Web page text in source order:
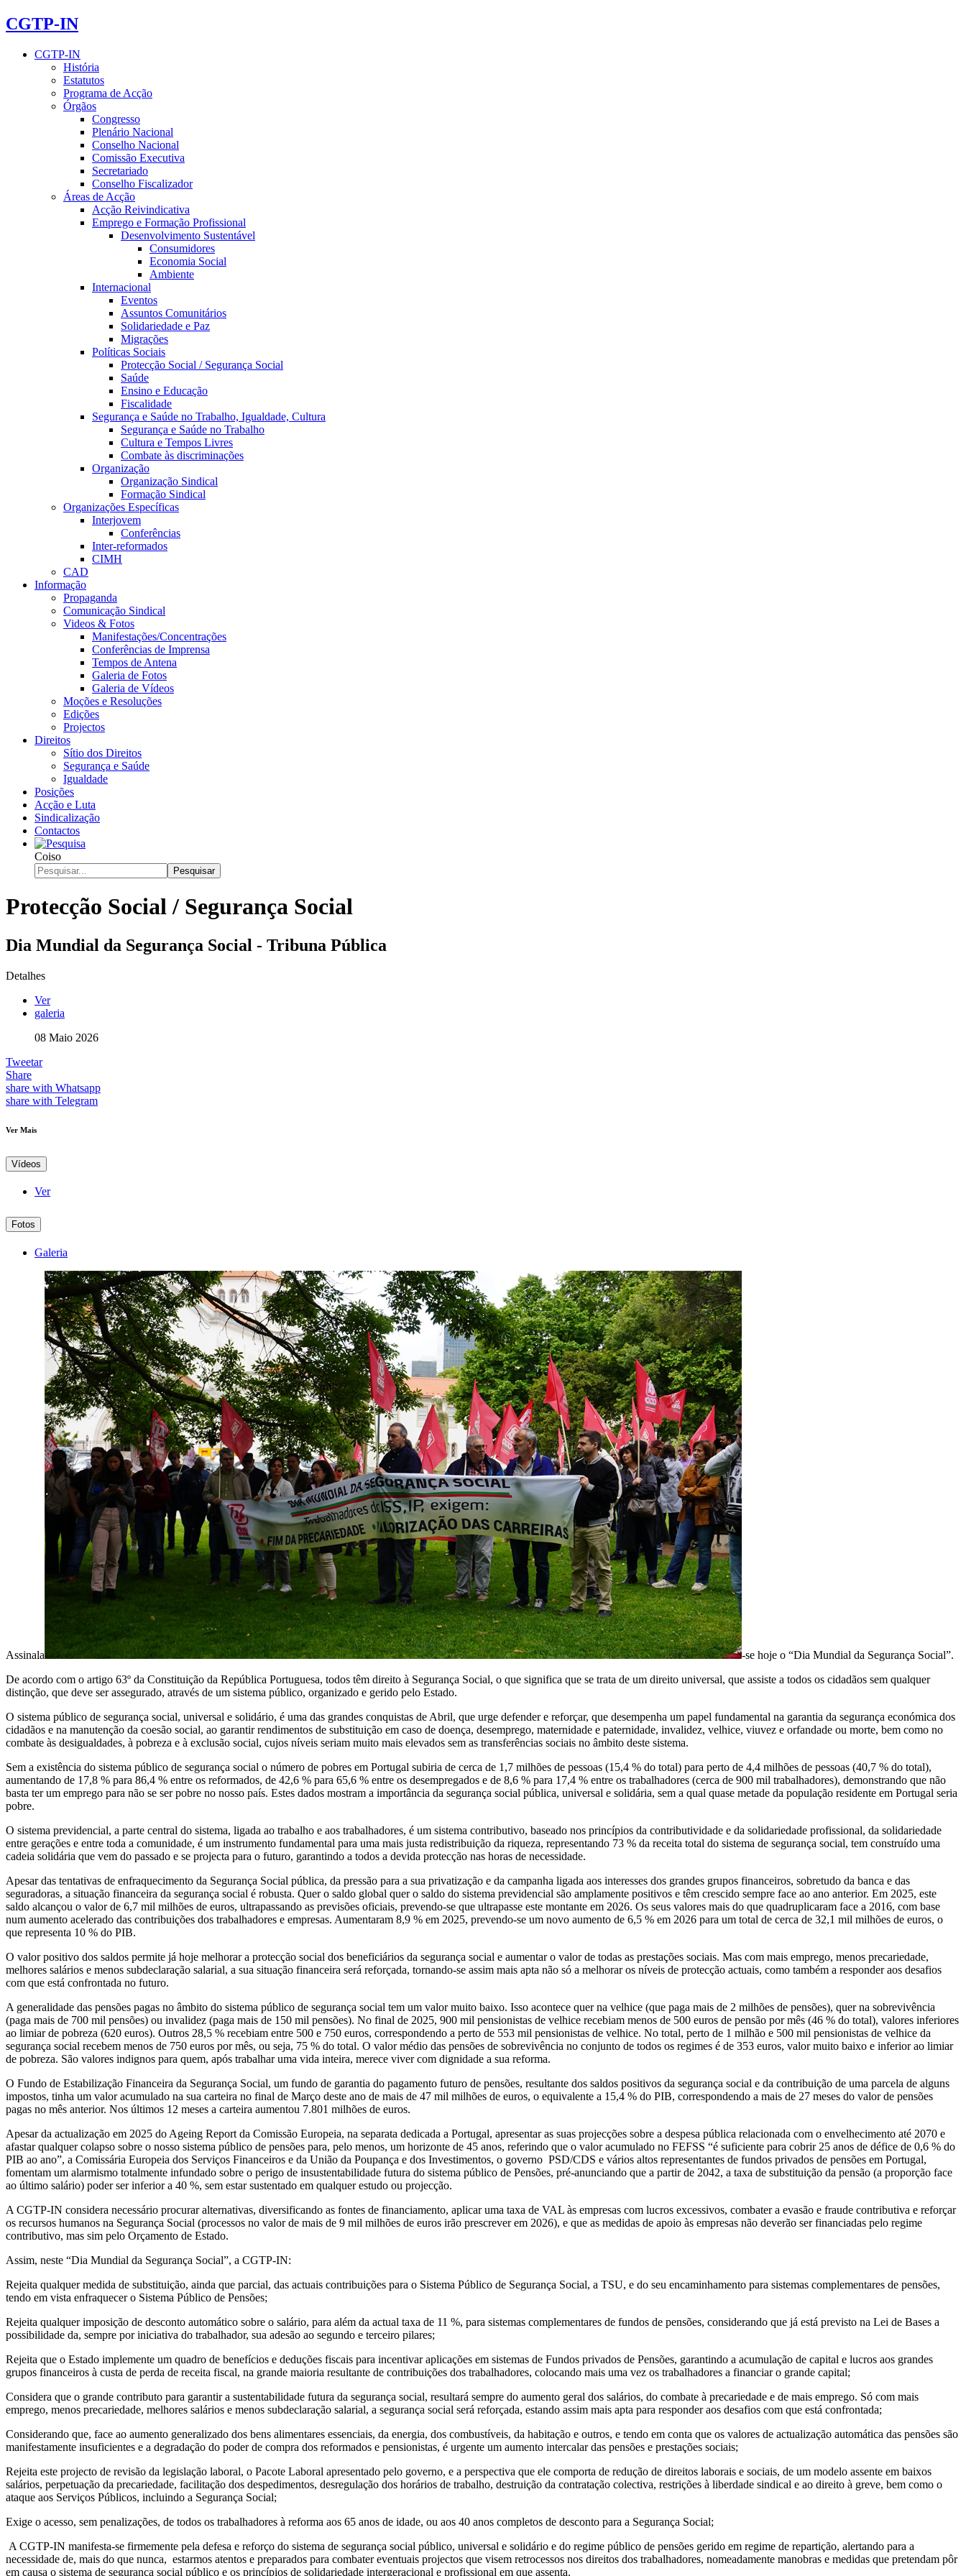
CGTP-IN
CGTP-IN
História
Estatutos
Programa de Acção
Órgãos
Congresso
Plenário Nacional
Conselho Nacional
Comissão Executiva
Secretariado
Conselho Fiscalizador
Áreas de Acção
Acção Reivindicativa
Emprego e Formação Profissional
Desenvolvimento Sustentável
Consumidores
Economia Social
Ambiente
Internacional
Eventos
Assuntos Comunitários
Solidariedade e Paz
Migrações
Políticas Sociais
Protecção Social / Segurança Social
Saúde
Ensino e Educação
Fiscalidade
Segurança e Saúde no Trabalho, Igualdade, Cultura
Segurança e Saúde no Trabalho
Cultura e Tempos Livres
Combate às discriminações
Organização
Organização Sindical
Formação Sindical
Organizações Específicas
Interjovem
Conferências
Inter-reformados
CIMH
CAD
Informação
Propaganda
Comunicação Sindical
Videos & Fotos
Manifestações/Concentrações
Conferências de Imprensa
Tempos de Antena
Galeria de Fotos
Galeria de Vídeos
Moções e Resoluções
Edições
Projectos
Direitos
Sítio dos Direitos
Segurança e Saúde
Igualdade
Posições
Acção e Luta
Sindicalização
Contactos
Coiso
Pesquisar
Protecção Social / Segurança Social
Dia Mundial da Segurança Social - Tribuna Pública
Detalhes
Ver
galeria
08 Maio 2026
Tweetar
Share
share with Whatsapp
share with Telegram
Ver Mais
Vídeos
Ver
Fotos
Galeria
Assinala
-se hoje o “Dia Mundial da Segurança Social”.
De acordo com o artigo 63º da Constituição da República Portuguesa, todos têm direito à Segurança Social, o que significa que se trata de um direito universal, que assiste a todos os cidadãos sem qualquer
distinção, que deve ser assegurado, através de um sistema público, organizado e gerido pelo Estado.
O sistema público de segurança social, universal e solidário, é uma das grandes conquistas de Abril, que urge defender e reforçar, que desempenha um papel fundamental na garantia da segurança económica dos
cidadãos e na manutenção da coesão social, ao garantir rendimentos de substituição em caso de doença, desemprego, maternidade e paternidade, invalidez, velhice, viuvez e orfandade ou morte, bem como no
combate às desigualdades, à pobreza e à exclusão social, cujos níveis seriam muito mais elevados sem as transferências sociais no âmbito deste sistema.
Sem a existência do sistema público de segurança social o número de pobres em Portugal subiria de cerca de 1,7 milhões de pessoas (15,4 % do total) para perto de 4,4 milhões de pessoas (40,7 % do total),
aumentando de 17,8 % para 86,4 % entre os reformados, de 42,6 % para 65,6 % entre os desempregados e de 8,6 % para 17,4 % entre os trabalhadores (cerca de 900 mil trabalhadores), demonstrando que não
basta ter um emprego para não se ser pobre no nosso país. Estes dados mostram a importância da segurança social pública, universal e solidária, sem a qual quase metade da população residente em Portugal seria
pobre.
O sistema previdencial, a parte central do sistema, ligada ao trabalho e aos trabalhadores, é um sistema contributivo, baseado nos princípios da contributividade e da solidariedade profissional, da solidariedade
entre gerações e entre toda a comunidade, é um instrumento fundamental para uma mais justa redistribuição da riqueza, representando 73 % da receita total do sistema de segurança social, tem construído uma
cadeia solidária que vem do passado e se projecta para o futuro, garantindo a todos a devida protecção nas horas de necessidade.
Apesar das tentativas de enfraquecimento da Segurança Social pública, da pressão para a sua privatização e da campanha ligada aos interesses dos grandes grupos financeiros, sobretudo da banca e das
seguradoras, a situação financeira da segurança social é robusta. Quer o saldo global quer o saldo do sistema previdencial são amplamente positivos e têm crescido sempre face ao ano anterior. Em 2025, este
saldo alcançou o valor de 6,7 mil milhões de euros, ultrapassando as previsões oficiais, prevendo-se que ultrapasse este montante em 2026. Os seus valores mais do que quadruplicaram face a 2016, com base
num aumento acelerado das contribuições dos trabalhadores e empresas. Aumentaram 8,9 % em 2025, prevendo-se um novo aumento de 6,5 % em 2026 para um total de cerca de 32,1 mil milhões de euros, o
que representa 10 % do PIB.
O valor positivo dos saldos permite já hoje melhorar a protecção social dos beneficiários da segurança social e aumentar o valor de todas as prestações sociais. Mas com mais emprego, menos precariedade,
melhores salários e menos subdeclaração salarial, a sua situação financeira será reforçada, tornando-se assim mais apta não só a melhorar os níveis de protecção actuais, como também a responder aos desafios
com que está confrontada no futuro.
A generalidade das pensões pagas no âmbito do sistema público de segurança social tem um valor muito baixo. Isso acontece quer na velhice (que paga mais de 2 milhões de pensões), quer na sobrevivência
(paga mais de 700 mil pensões) ou invalidez (paga mais de 150 mil pensões). No final de 2025, 900 mil pensionistas de velhice recebiam menos de 500 euros de pensão por mês (46 % do total), valores inferiores
ao limiar de pobreza (620 euros). Outros 28,5 % recebiam entre 500 e 750 euros, correspondendo a perto de 553 mil pensionistas de velhice. No total, perto de 1 milhão e 500 mil pensionistas de velhice da
segurança social recebem menos de 750 euros por mês, ou seja, 75 % do total. O valor médio das pensões de sobrevivência no conjunto de todos os regimes é de 353 euros, valor muito baixo e inferior ao limiar
de pobreza. São valores indignos para quem, após trabalhar uma vida inteira, merece viver com dignidade a sua reforma.
O Fundo de Estabilização Financeira da Segurança Social, um fundo de garantia do pagamento futuro de pensões, resultante dos saldos positivos da segurança social e da contribuição de uma parcela de alguns
impostos, tinha um valor acumulado na sua carteira no final de Março deste ano de mais de 47 mil milhões de euros, o equivalente a 15,4 % do PIB, correspondendo a mais de 27 meses do valor de pensões
pagas no mês anterior. Nos últimos 12 meses a carteira aumentou 7.801 milhões de euros.
Apesar da actualização em 2025 do Ageing Report da Comissão Europeia, na separata dedicada a Portugal, apresentar as suas projecções sobre a despesa pública relacionada com o envelhecimento até 2070 e
afastar qualquer colapso sobre o nosso sistema público de pensões para, pelo menos, um horizonte de 45 anos, referindo que o valor acumulado no FEFSS “é suficiente para cobrir 25 anos de défice de 0,6 % do
PIB ao ano”, a Comissária Europeia dos Serviços Financeiros e da União da Poupança e dos Investimentos, o governo PSD/CDS e vários altos representantes de fundos privados de pensões em Portugal,
fomentam um alarmismo totalmente infundado sobre o perigo de insustentabilidade futura do sistema público de Pensões, pré-anunciando que a partir de 2042, a taxa de substituição da pensão (a proporção face
ao último salário) poder ser inferior a 40 %, sem estar sustentado em qualquer estudo ou projecção.
A CGTP-IN considera necessário procurar alternativas, diversificando as fontes de financiamento, aplicar uma taxa de VAL às empresas com lucros excessivos, combater a evasão e fraude contributiva e reforçar
os recursos humanos na Segurança Social (processos no valor de mais de 9 mil milhões de euros irão prescrever em 2026), e que as medidas de apoio às empresas não deverão ser financiadas pelo regime
contributivo, mas sim pelo Orçamento de Estado.
Assim, neste “Dia Mundial da Segurança Social”, a CGTP-IN:
Rejeita qualquer medida de substituição, ainda que parcial, das actuais contribuições para o Sistema Público de Segurança Social, a TSU, e do seu encaminhamento para sistemas complementares de pensões,
tendo em vista enfraquecer o Sistema Público de Pensões;
Rejeita qualquer imposição de desconto automático sobre o salário, para além da actual taxa de 11 %, para sistemas complementares de fundos de pensões, considerando que já está previsto na Lei de Bases a
possibilidade da, sempre por iniciativa do trabalhador, sua adesão ao segundo e terceiro pilares;
Rejeita que o Estado implemente um quadro de benefícios e deduções fiscais para incentivar aplicações em sistemas de Fundos privados de Pensões, garantindo a acumulação de capital e lucros aos grandes
grupos financeiros à custa de perda de receita fiscal, na grande maioria resultante de contribuições dos trabalhadores, colocando mais uma vez os trabalhadores a financiar o grande capital;
Considera que o grande contributo para garantir a sustentabilidade futura da segurança social, resultará sempre do aumento geral dos salários, do combate à precariedade e de mais emprego. Só com mais
emprego, menos precariedade, melhores salários e menos subdeclaração salarial, a segurança social será reforçada, estando assim mais apta para responder aos desafios com que está confrontada;
Considerando que, face ao aumento generalizado dos bens alimentares essenciais, da energia, dos combustíveis, da habitação e outros, e tendo em conta que os valores de actualização automática das pensões são
manifestamente insuficientes e a degradação do poder de compra dos reformados e pensionistas, é urgente um aumento intercalar das pensões e prestações sociais;
Rejeita este projecto de revisão da legislação laboral, o Pacote Laboral apresentado pelo governo, e a perspectiva que ele comporta de redução de direitos laborais e sociais, de um modelo assente em baixos
salários, perpetuação da precariedade, facilitação dos despedimentos, desregulação dos horários de trabalho, destruição da contratação colectiva, restrições à liberdade sindical e ao direito à greve, bem como o
ataque aos Serviços Públicos, incluindo a Segurança Social;
Exige o acesso, sem penalizações, de todos os trabalhadores à reforma aos 65 anos de idade, ou aos 40 anos completos de desconto para a Segurança Social;
A CGTP-IN manifesta-se firmemente pela defesa e reforço do sistema de segurança social público, universal e solidário e do regime público de pensões gerido em regime de repartição, alertando para a
necessidade de, mais do que nunca, estarmos atentos e preparados para combater eventuais projectos que visem retrocessos nos direitos dos trabalhadores, nomeadamente manobras e medidas que pretendam pôr
em causa o sistema de segurança social público e os princípios de solidariedade intergeracional e profissional em que assenta.